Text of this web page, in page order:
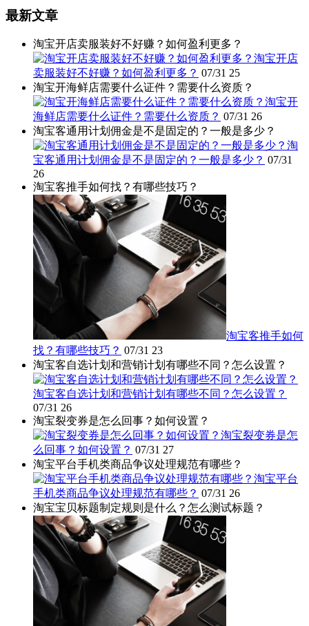
最新文章
淘宝开店卖服装好不好赚？如何盈利更多？
淘宝开店
卖服装好不好赚？如何盈利更多？ 07/31 25
淘宝开海鲜店需要什么证件？需要什么资质？
淘宝开
海鲜店需要什么证件？需要什么资质？ 07/31 26
淘宝客通用计划佣金是不是固定的？一般是多少？
淘
宝客通用计划佣金是不是固定的？一般是多少？ 07/31
26
淘宝客推手如何找？有哪些技巧？
淘宝客推手如何
找？有哪些技巧？ 07/31 23
淘宝客自选计划和营销计划有哪些不同？怎么设置？
淘宝客自选计划和营销计划有哪些不同？怎么设置？
07/31 26
淘宝裂变券是怎么回事？如何设置？
淘宝裂变券是怎
么回事？如何设置？ 07/31 27
淘宝平台手机类商品争议处理规范有哪些？
淘宝平台
手机类商品争议处理规范有哪些？ 07/31 26
淘宝宝贝标题制定规则是什么？怎么测试标题？